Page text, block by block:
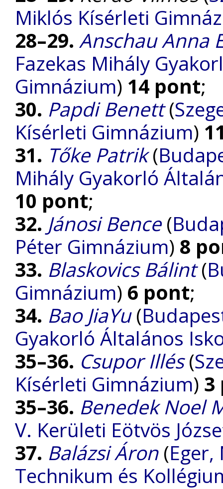
Miklós Kísérleti
28–29. Anschau Anna
Fazekas Mihály
Gimnázium) 14 pont;
30. Papdi Benett(
Kísérleti Gimnázium)
31. Tőke Patrik(
Mihály Gyakorló
10 pont;
32. Jánosi Bence(
Péter Gimnázium) 8
33. Blaskovics Bálint(
Gimnázium) 6 pont;
34. Bao JiaYu(
Gyakorló Általános
35–36. Csupor Illés(
Kísérleti Gimnázium) 3
35–36. Benedek Noel
V. Kerületi Eötvös
37. Balázsi Áron(
Technikum és